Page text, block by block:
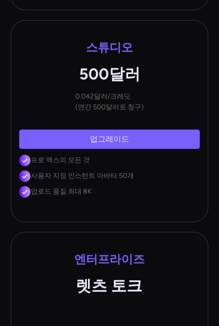
스튜디오
500달러
0.042달러/크레딧
(연간 500달러로 청구)
업그레이드
프로 맥스의 모든 것
사용자 지정 인스턴트 아바타 50개
업로드 품질 최대 8K
엔터프라이즈
렛츠 토크